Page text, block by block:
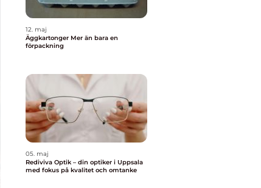
12. maj
Äggkartonger Mer än bara en
förpackning
05. maj
Rediviva Optik – din optiker i Uppsala
med fokus på kvalitet och omtanke